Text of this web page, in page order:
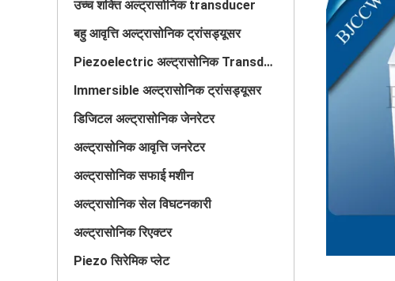
उच्च शक्ति अल्ट्रासोनिक transducer
बहु आवृत्ति अल्ट्रासोनिक ट्रांसड्यूसर
Piezoelectric अल्ट्रासोनिक Transducer
Immersible अल्ट्रासोनिक ट्रांसड्यूसर
डिजिटल अल्ट्रासोनिक जेनरेटर
अल्ट्रासोनिक आवृत्ति जनरेटर
अल्ट्रासोनिक सफाई मशीन
अल्ट्रासोनिक सेल विघटनकारी
अल्ट्रासोनिक रिएक्टर
Piezo सिरेमिक प्लेट